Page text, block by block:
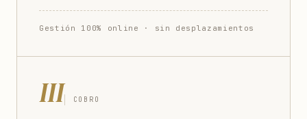
Gestión 100% online · sin desplazamientos
III COBRO